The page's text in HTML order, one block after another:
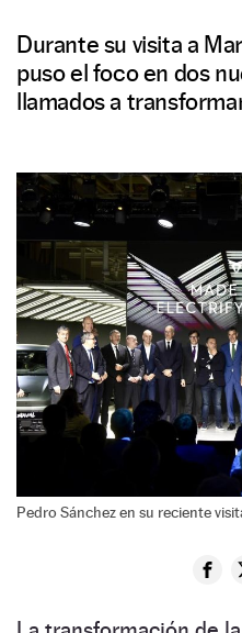
Durante su visita a
puso el foco en dos
llamados a
Pedro Sánchez en su reciente